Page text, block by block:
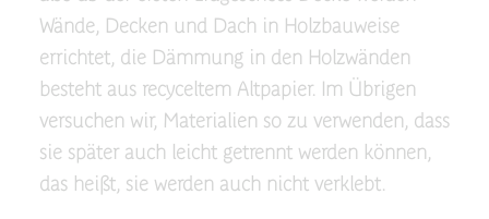
Wände, Decken und Dach in Holzbauweise
errichtet, die Dämmung in den Holzwänden
besteht aus recyceltem Altpapier. Im Übrigen
versuchen wir, Materialien so zu verwenden, dass
sie später auch leicht getrennt werden können,
das heißt, sie werden auch nicht verklebt.